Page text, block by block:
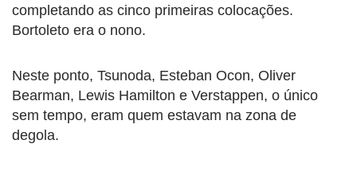
completando as cinco primeiras colocações.
Bortoleto era o nono.
Neste ponto, Tsunoda, Esteban Ocon, Oliver
Bearman, Lewis Hamilton e Verstappen, o único
sem tempo, eram quem estavam na zona de
degola.